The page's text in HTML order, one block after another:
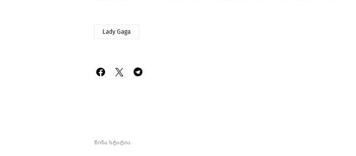
Lady Gaga
წინა სტატია